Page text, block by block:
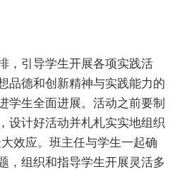
，引导学生开展各项实践活
品德和创新精神与实践能力的
学生全面进展。活动之前要制
设计好活动并札札实实地组织
效应。班主任与学生一起确
，组织和指导学生开展灵活多